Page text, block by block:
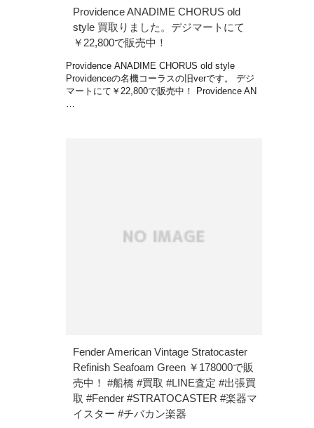
Providence ANADIME CHORUS old
style 買取りました。デジマートにて
￥22,800で販売中！
Providence ANADIME CHORUS old style
Providenceの名機コーラスの旧verです。 デジ
マートにて￥22,800で販売中！ Providence AN
Fender American Vintage Stratocaster
Refinish Seafoam Green ￥178000で販
売中！ #船橋 #買取 #LINE査定 #出張買
取 #Fender #STRATOCASTER #楽器マ
イスター #チバカン楽器